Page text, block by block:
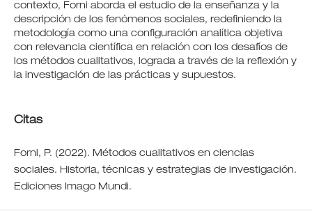
contexto, Forni aborda el estudio de la enseñanza y la
descripción de los fenómenos sociales, redefiniendo la
metodología como una configuración analítica objetiva
con relevancia científica en relación con los desafíos de
los métodos cualitativos, lograda a través de la reflexión y
la investigación de las prácticas y supuestos.
Citas
Forni, P. (2022). Métodos cualitativos en ciencias
sociales. Historia, técnicas y estrategias de investigación.
Ediciones Imago Mundi.